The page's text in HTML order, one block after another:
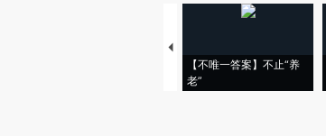
【不唯一答案】不止“养
老”